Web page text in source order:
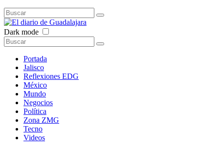
Dark mode
Portada
Jalisco
Reflexiones EDG
México
Mundo
Negocios
Política
Zona ZMG
Tecno
Videos